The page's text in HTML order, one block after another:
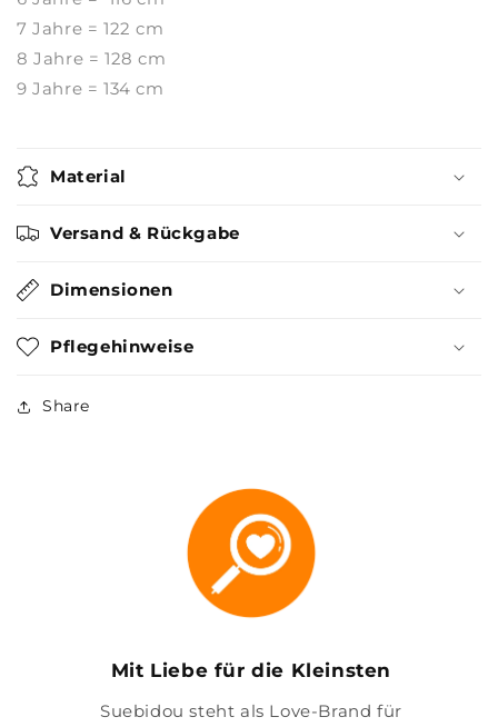
7 Jahre = 122 cm
8 Jahre = 128 cm
9 Jahre = 134 cm
Material
Versand & Rückgabe
Dimensionen
Pflegehinweise
Share
Mit Liebe für die Kleinsten
Suebidou steht als Love-Brand für